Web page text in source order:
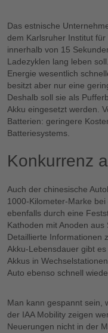
Das estnische
dem Karlsruher Institut
innerhalb von 15
Ladezyklen lang leben
Energie wesentlich
besitzt aber nur eine
Deshalb soll sie als
Akku eingesetzt werden.
Batterien: geringere
Batteriesystems.
Konkurrenz
Auch der chinesische
1000-Kilometer-Marke
ebenfalls durch eine
Kathoden mit Anoden
Detaillierte Informationen
Akku-Lebensdauer gibt
Akkus in
Auto ebenso schnell
Man kann gespannt sein,
der IAA Mobility zeigen
Neuerungen nicht in der